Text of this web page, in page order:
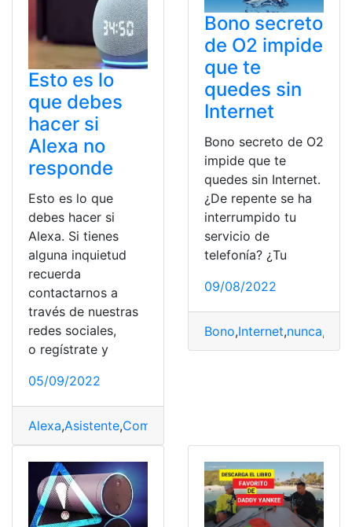
Esto es lo
que debes
hacer si
Alexa no
responde
Esto es lo que
debes hacer si
Alexa. Si tienes
alguna inquietud
recuerda
contactarnos a
través de nuestras
redes sociales,
o regístrate y
05/09/2022
Alexa,Asistente,Comandos
Bono secreto
de O2 impide
que te
quedes sin
Internet
Bono secreto de O2
impide que te
quedes sin Internet.
¿De repente se ha
interrumpido tu
servicio de
telefonía? ¿Tu
09/08/2022
Bono,Internet,nunca,